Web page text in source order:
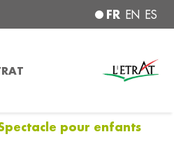
FR EN ES
pour enfants